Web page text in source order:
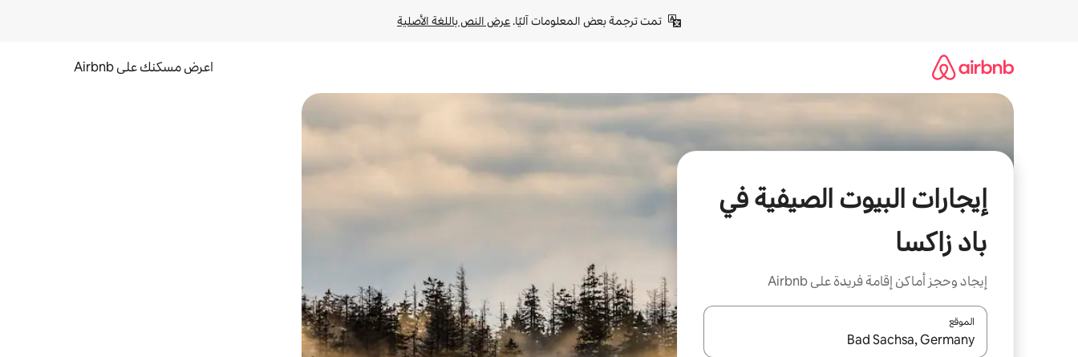
تمت ترجمة بعض المعلومات آليًا. عرض النص باللغة الأصلية
اعرض مسكنك على Airbnb
إيجارات البيوت الصيفية في
باد زاكسا
إيجاد وحجز أماكن إقامة فريدة على Airbnb
الموقع
عند توفر النتائج، انتقل باستخدام السهمين لأعلى ولأسفل أو استكشف عن طريق اللمس أو السحب.